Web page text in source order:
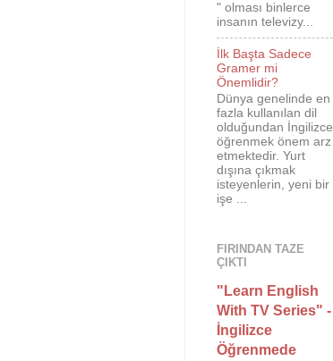
" olması binlerce
insanın televizy...
İlk Başta Sadece
Gramer mi
Önemlidir?
Dünya genelinde en
fazla kullanılan dil
olduğundan İngilizce
öğrenmek önem arz
etmektedir. Yurt
dışına çıkmak
isteyenlerin, yeni bir
işe ...
FIRINDAN TAZE
ÇIKTI
"Learn English
With TV Series" -
İngilizce
Öğrenmede